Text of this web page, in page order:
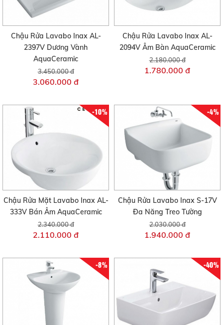
Chậu Rửa Lavabo Inax AL-
2397V Dương Vành
AquaCeramic
3.450.000 đ
3.060.000 đ
Chậu Rửa Lavabo Inax AL-
2094V Âm Bàn AquaCeramic
2.180.000 đ
1.780.000 đ
-10%
Chậu Rửa Mặt Lavabo Inax AL-
333V Bán Âm AquaCeramic
2.340.000 đ
2.110.000 đ
-4%
Chậu Rửa Lavabo Inax S-17V
Đa Năng Treo Tường
2.030.000 đ
1.940.000 đ
-8% -40%